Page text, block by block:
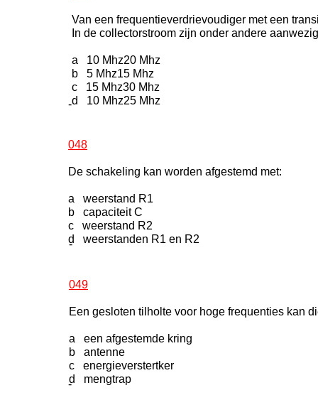
Van een frequentieverdrievoudiger met een
In de collectorstroom zijn onder andere
a 10 Mhz20 Mhz
b 5 Mhz15 Mhz
c 15 Mhz30 Mhz
d 10 Mhz25 Mhz
-
048
De schakeling kan worden afgestemd met:
a weerstand R1
b capaciteit C
c weerstand R2
d weerstanden R1 en R2
-
049
Een gesloten tilholte voor hoge frequenties kan
a een afgestemde kring
b antenne
c energieverstertker
d mengtrap
-